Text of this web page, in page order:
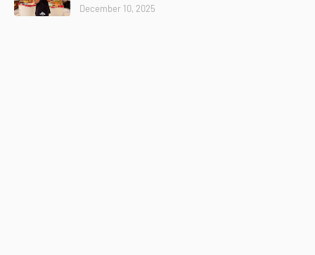
December 10, 2025